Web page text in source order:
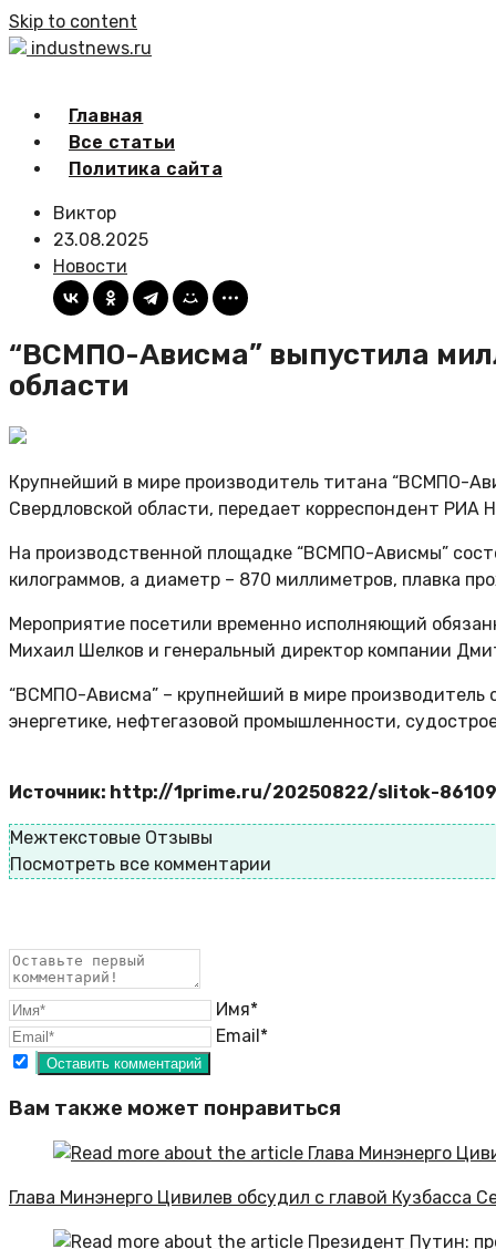
Skip to content
industnews.ru
Главная
Все статьи
Политика сайта
Виктор
23.08.2025
Новости
“ВСМПО-Ависма” выпустила
области
Крупнейший в мире производитель титана “ВСМПО-
Свердловской области, передает корреспондент РИА
На производственной площадке “ВСМПО-Ависмы”
килограммов, а диаметр – 870 миллиметров, плавка
Мероприятие посетили временно исполняющий
Михаил Шелков и генеральный директор компании
“ВСМПО-Ависма” – крупнейший в мире производитель
энергетике, нефтегазовой промышленности,
Источник: http://1prime.ru/20250822/slitok-
Межтекстовые Отзывы
Посмотреть все комментарии
Имя*
Email*
Вам также может понравиться
Глава Минэнерго Цивилев обсудил с главой Кузбасса